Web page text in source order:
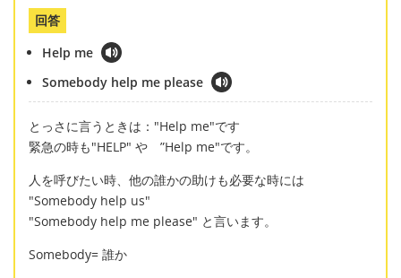
回答
Help me
Somebody help me please
とっさに言うときは："Help me"です
緊急の時も"HELP" や ”Help me"です。
人を呼びたい時、他の誰かの助けも必要な時には
"Somebody help us"
"Somebody help me please" と言います。
Somebody= 誰か